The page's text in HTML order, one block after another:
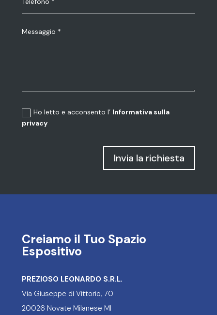
Ho letto e acconsento l’ Informativa sulla
privacy
Invia la richiesta
Creiamo il Tuo Spazio
Espositivo
PREZIOSO LEONARDO S.R.L.
Via Giuseppe di Vittorio, 70
20026 Novate Milanese MI